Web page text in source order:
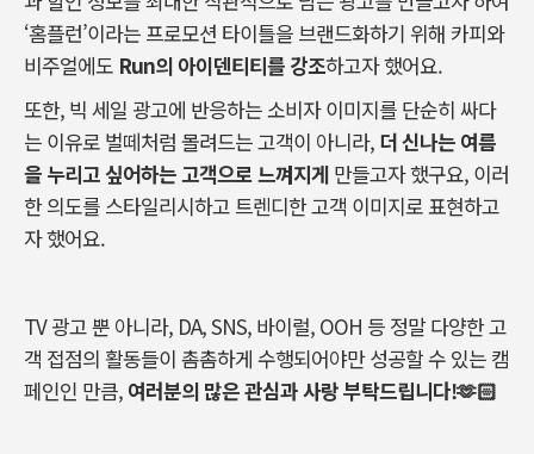
‘홈플런’이라는 프로모션 타이틀을 브랜드화하기 위해 카피와
비주얼에도 Run의 아이덴티티를 강조하고자 했어요.
또한, 빅 세일 광고에 반응하는 소비자 이미지를 단순히 싸다
는 이유로 벌떼처럼 몰려드는 고객이 아니라, 더 신나는 여름
을 누리고 싶어하는 고객으로 느껴지게 만들고자 했구요, 이러
한 의도를 스타일리시하고 트렌디한 고객 이미지로 표현하고
자 했어요.
TV 광고 뿐 아니라, DA, SNS, 바이럴, OOH 등 정말 다양한 고
객 접점의 활동들이 촘촘하게 수행되어야만 성공할 수 있는 캠
페인인 만큼, 여러분의 많은 관심과 사랑 부탁드립니다!🫶🏻